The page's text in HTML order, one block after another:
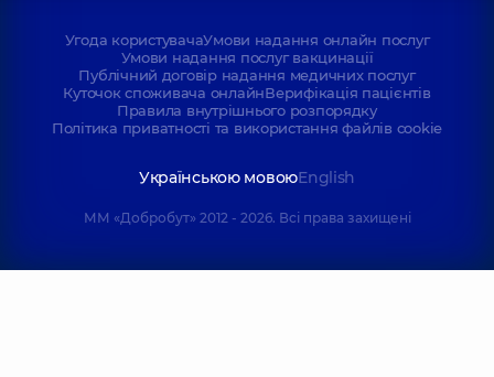
Угода користувачаУмови надання онлайн послуг
Умови надання послуг вакцинації
Публічний договір надання медичних послуг
Куточок споживача онлайнВерифікація пацієнтів
Правила внутрішнього розпорядку
Політика приватності та використання файлів cookie
Українською мовоюEnglish
ММ «Добробут» 2012 - 2026. Всі права захищені